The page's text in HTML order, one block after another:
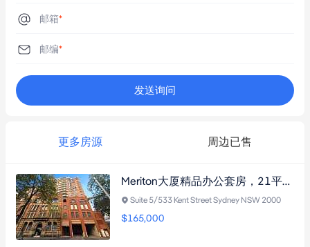
邮箱*
邮编*
发送询问
更多房源 周边已售
Meriton大厦精品办公套房，21平米开放式，近Town Hall站，享茶室泳池，National Trust保护立面。
Suite 5/533 Kent Street Sydney NSW 2000
$165,000